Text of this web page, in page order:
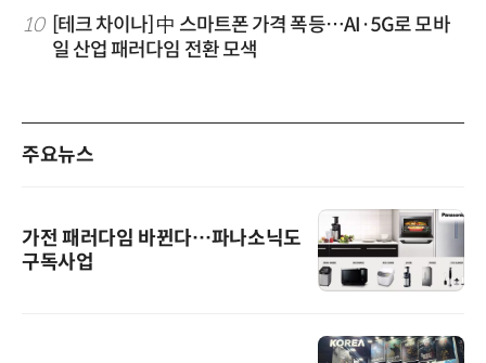
10
[테크 차이나] 中 스마트폰 가격 폭등…AI·5G로 모바
일 산업 패러다임 전환 모색
주요뉴스
가전 패러다임 바뀐다…파나소닉도
구독사업